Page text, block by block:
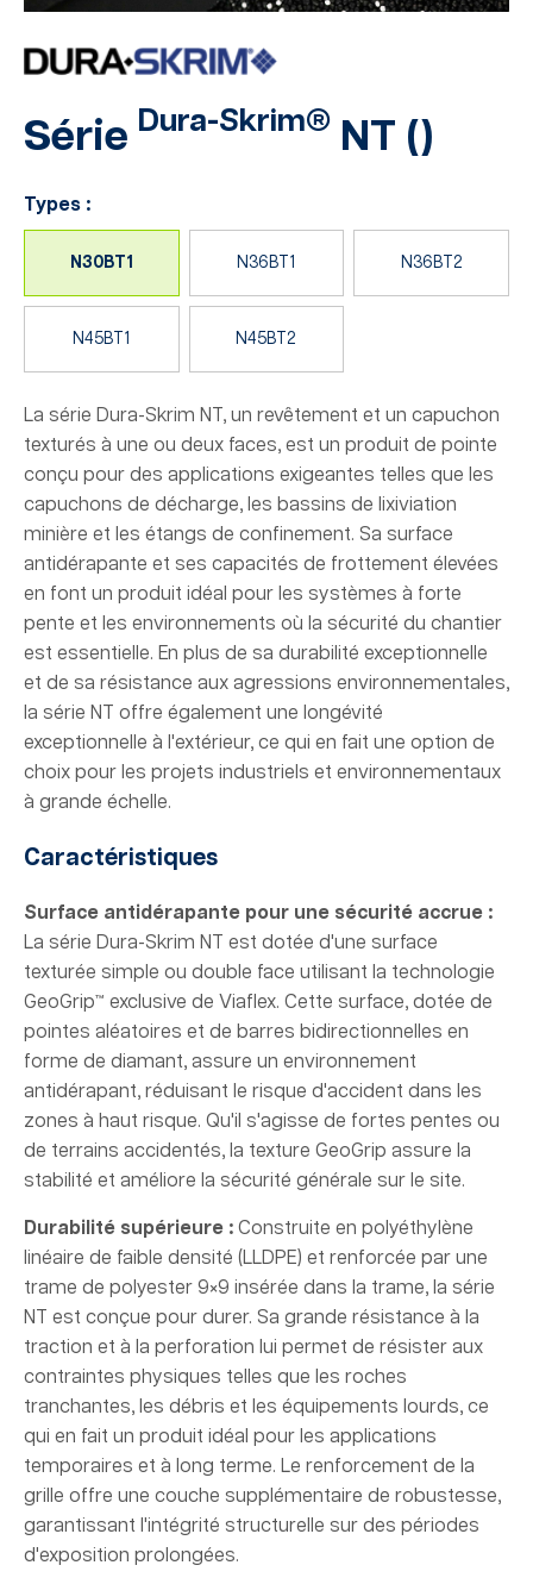
Série Dura-Skrim® NT ()
Types :
N30BT1 N36BT1 N36BT2
N45BT1 N45BT2
La série Dura-Skrim NT, un revêtement et un capuchon
texturés à une ou deux faces, est un produit de pointe
conçu pour des applications exigeantes telles que les
capuchons de décharge, les bassins de lixiviation
minière et les étangs de confinement. Sa surface
antidérapante et ses capacités de frottement élevées
en font un produit idéal pour les systèmes à forte
pente et les environnements où la sécurité du chantier
est essentielle. En plus de sa durabilité exceptionnelle
et de sa résistance aux agressions environnementales,
la série NT offre également une longévité
exceptionnelle à l'extérieur, ce qui en fait une option de
choix pour les projets industriels et environnementaux
à grande échelle.
Caractéristiques
Surface antidérapante pour une sécurité accrue :
La série Dura-Skrim NT est dotée d'une surface
texturée simple ou double face utilisant la technologie
GeoGrip™ exclusive de Viaflex. Cette surface, dotée de
pointes aléatoires et de barres bidirectionnelles en
forme de diamant, assure un environnement
antidérapant, réduisant le risque d'accident dans les
zones à haut risque. Qu'il s'agisse de fortes pentes ou
de terrains accidentés, la texture GeoGrip assure la
stabilité et améliore la sécurité générale sur le site.
Durabilité supérieure : Construite en polyéthylène
linéaire de faible densité (LLDPE) et renforcée par une
trame de polyester 9×9 insérée dans la trame, la série
NT est conçue pour durer. Sa grande résistance à la
traction et à la perforation lui permet de résister aux
contraintes physiques telles que les roches
tranchantes, les débris et les équipements lourds, ce
qui en fait un produit idéal pour les applications
temporaires et à long terme. Le renforcement de la
grille offre une couche supplémentaire de robustesse,
garantissant l'intégrité structurelle sur des périodes
d'exposition prolongées.